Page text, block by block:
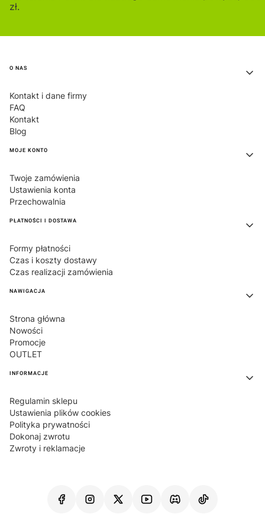
zł.
Linki w stopce
O NAS
Kontakt i dane firmy
FAQ
Kontakt
Blog
MOJE KONTO
Twoje zamówienia
Ustawienia konta
Przechowalnia
PŁATNOŚCI I DOSTAWA
Formy płatności
Czas i koszty dostawy
Czas realizacji zamówienia
NAWIGACJA
Strona główna
Nowości
Promocje
OUTLET
INFORMACJE
Regulamin sklepu
Ustawienia plików cookies
Polityka prywatności
Dokonaj zwrotu
Zwroty i reklamacje